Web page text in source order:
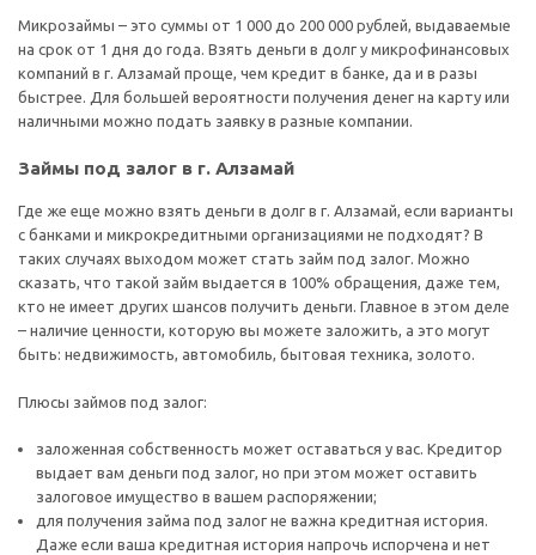
Микрозаймы – это суммы от 1 000 до 200 000 рублей, выдаваемые
на срок от 1 дня до года. Взять деньги в долг у микрофинансовых
компаний в г. Алзамай проще, чем кредит в банке, да и в разы
быстрее. Для большей вероятности получения денег на карту или
наличными можно подать заявку в разные компании.
Займы под залог в г. Алзамай
Где же еще можно взять деньги в долг в г. Алзамай, если варианты
с банками и микрокредитными организациями не подходят? В
таких случаях выходом может стать займ под залог. Можно
сказать, что такой займ выдается в 100% обращения, даже тем,
кто не имеет других шансов получить деньги. Главное в этом деле
– наличие ценности, которую вы можете заложить, а это могут
быть: недвижимость, автомобиль, бытовая техника, золото.
Плюсы займов под залог:
заложенная собственность может оставаться у вас. Кредитор
выдает вам деньги под залог, но при этом может оставить
залоговое имущество в вашем распоряжении;
для получения займа под залог не важна кредитная история.
Даже если ваша кредитная история напрочь испорчена и нет